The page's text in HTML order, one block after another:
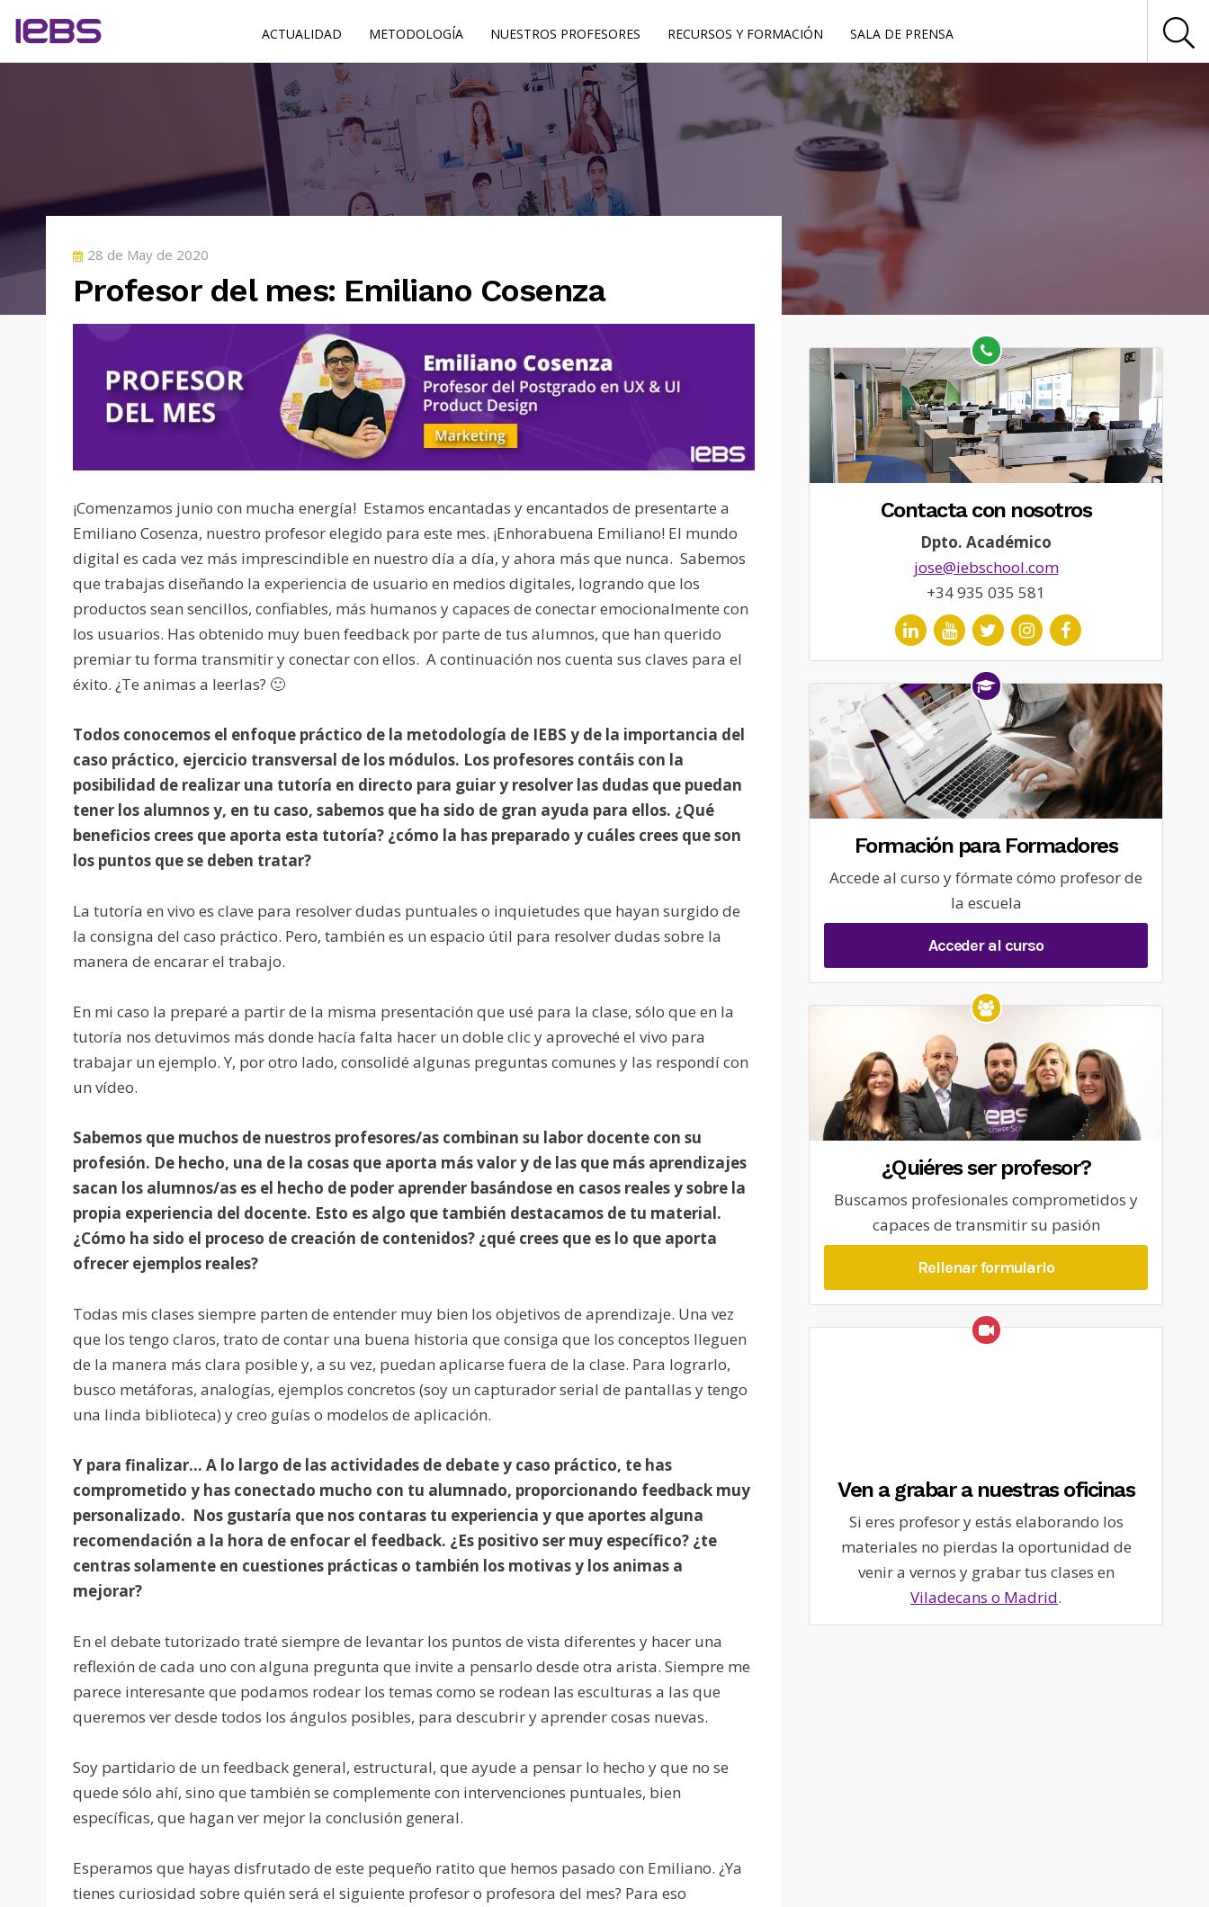
ACTUALIDAD METODOLOGÍA NUESTROS PROFESORES RECURSOS Y FORMACIÓN SALA DE PRENSA
POSTED
ON
28 de May de 2020
Profesor del mes: Emiliano Cosenza
¡Comenzamos junio con mucha energía! Estamos encantadas y encantados de presentarte a
Emiliano Cosenza, nuestro profesor elegido para este mes. ¡Enhorabuena Emiliano! El mundo
digital es cada vez más imprescindible en nuestro día a día, y ahora más que nunca. Sabemos
que trabajas diseñando la experiencia de usuario en medios digitales, logrando que los
productos sean sencillos, confiables, más humanos y capaces de conectar emocionalmente con
los usuarios. Has obtenido muy buen feedback por parte de tus alumnos, que han querido
premiar tu forma transmitir y conectar con ellos. A continuación nos cuenta sus claves para el
éxito. ¿Te animas a leerlas? 🙂
Todos conocemos el enfoque práctico de la metodología de IEBS y de la importancia del
caso práctico, ejercicio transversal de los módulos. Los profesores contáis con la
posibilidad de realizar una tutoría en directo para guiar y resolver las dudas que puedan
tener los alumnos y, en tu caso, sabemos que ha sido de gran ayuda para ellos. ¿Qué
beneficios crees que aporta esta tutoría? ¿cómo la has preparado y cuáles crees que son
los puntos que se deben tratar?
La tutoría en vivo es clave para resolver dudas puntuales o inquietudes que hayan surgido de
la consigna del caso práctico. Pero, también es un espacio útil para resolver dudas sobre la
manera de encarar el trabajo.
En mi caso la preparé a partir de la misma presentación que usé para la clase, sólo que en la
tutoría nos detuvimos más donde hacía falta hacer un doble clic y aproveché el vivo para
trabajar un ejemplo. Y, por otro lado, consolidé algunas preguntas comunes y las respondí con
un vídeo.
Sabemos que muchos de nuestros profesores/as combinan su labor docente con su
profesión. De hecho, una de la cosas que aporta más valor y de las que más aprendizajes
sacan los alumnos/as es el hecho de poder aprender basándose en casos reales y sobre la
propia experiencia del docente. Esto es algo que también destacamos de tu material.
¿Cómo ha sido el proceso de creación de contenidos? ¿qué crees que es lo que aporta
ofrecer ejemplos reales?
Todas mis clases siempre parten de entender muy bien los objetivos de aprendizaje. Una vez
que los tengo claros, trato de contar una buena historia que consiga que los conceptos lleguen
de la manera más clara posible y, a su vez, puedan aplicarse fuera de la clase. Para lograrlo,
busco metáforas, analogías, ejemplos concretos (soy un capturador serial de pantallas y tengo
una linda biblioteca) y creo guías o modelos de aplicación.
Y para finalizar… A lo largo de las actividades de debate y caso práctico, te has
comprometido y has conectado mucho con tu alumnado, proporcionando feedback muy
personalizado. Nos gustaría que nos contaras tu experiencia y que aportes alguna
recomendación a la hora de enfocar el feedback. ¿Es positivo ser muy específico? ¿te
centras solamente en cuestiones prácticas o también los motivas y los animas a
mejorar?
En el debate tutorizado traté siempre de levantar los puntos de vista diferentes y hacer una
reflexión de cada uno con alguna pregunta que invite a pensarlo desde otra arista. Siempre me
parece interesante que podamos rodear los temas como se rodean las esculturas a las que
queremos ver desde todos los ángulos posibles, para descubrir y aprender cosas nuevas.
Soy partidario de un feedback general, estructural, que ayude a pensar lo hecho y que no se
quede sólo ahí, sino que también se complemente con intervenciones puntuales, bien
específicas, que hagan ver mejor la conclusión general.
Esperamos que hayas disfrutado de este pequeño ratito que hemos pasado con Emiliano. ¿Ya
tienes curiosidad sobre quién será el siguiente profesor o profesora del mes? Para eso
Contacta con nosotros
Dpto. Académico
jose@iebschool.com
+34 935 035 581
Formación para Formadores
Accede al curso y fórmate cómo profesor de
la escuela
Acceder al curso
¿Quiéres ser profesor?
Buscamos profesionales comprometidos y
capaces de transmitir su pasión
Rellenar formulario
Ven a grabar a nuestras oficinas
Si eres profesor y estás elaborando los
materiales no pierdas la oportunidad de
venir a vernos y grabar tus clases en
Viladecans o Madrid.